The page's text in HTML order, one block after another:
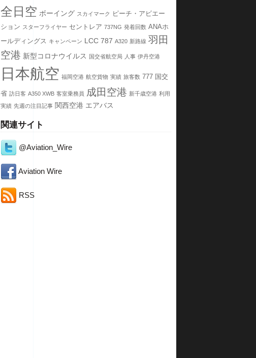
全日空 ボーイング スカイマーク
ピーチ・アビエー
ション スターフライヤー セントレア 737NG 発着回数 ANAホ
ールディングス キャンペーン LCC 787 A320 新路線 羽田
空港 新型コロナウイルス 国交省航空局 人事 伊丹空港
日本航空 福岡空港 航空貨物 実績 旅客数 777 国交
省 訪日客 A350 XWB 客室乗務員 成田空港 新千歳空港 利用
実績 先週の注目記事 関西空港 エアバス
関連サイト
@Aviation_Wire
Aviation Wire
RSS